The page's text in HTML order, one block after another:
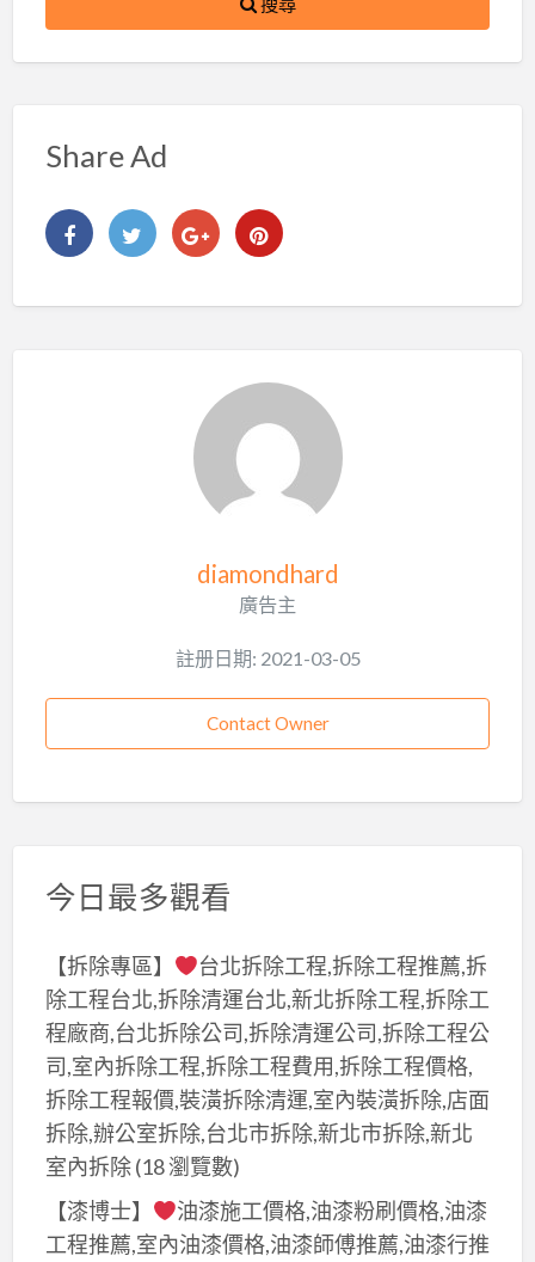
Share Ad
diamondhard
廣告主
註册日期: 2021-03-05
Contact Owner
今日最多觀看
【拆除專區】
台北拆除工程,拆除工程推薦,拆
除工程台北,拆除清運台北,新北拆除工程,拆除工
程廠商,台北拆除公司,拆除清運公司,拆除工程公
司,室內拆除工程,拆除工程費用,拆除工程價格,
拆除工程報價,裝潢拆除清運,室內裝潢拆除,店面
拆除,辦公室拆除,台北市拆除,新北市拆除,新北
室內拆除(18 瀏覽數)
【漆博士】
油漆施工價格,油漆粉刷價格,油漆
工程推薦,室內油漆價格,油漆師傅推薦,油漆行推